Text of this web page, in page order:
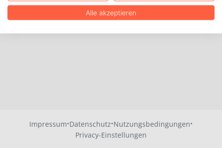
Impressum·Datenschutz·Nutzungsbedingungen·
Privacy-Einstellungen
Alle akzeptieren